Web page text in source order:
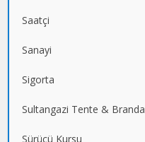
Saatçi
Sanayi
Sigorta
Sultangazi Tente & Branda
Sürücü Kursu